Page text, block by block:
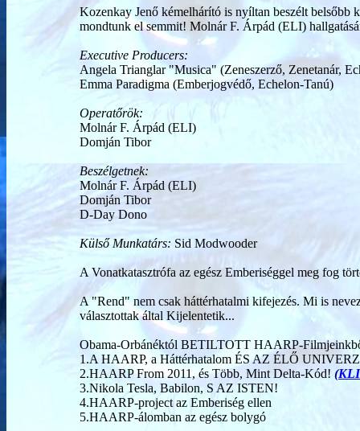
Kozenkay Jenő kémelhárító is nyíltan beszélt
mondtunk el semmit! Molnár F. Árpád (ELI)
Executive Producers:
Angela Trianglar "Musica" (Zeneszerző, Zenetanár,
Emma Paradigma (Emberjogvédő, Echelon-Tanú)
Operatőrök:
Molnár F. Árpád (ELI)
Domján Tibor
Beszélgetnek:
Molnár F. Árpád (ELI)
Domján Tibor
D-Day Dono
Külső Munkatárs: Sid Modwooder
A Vonatkatasztrófa az egész Emberiséggel meg fog
A "Rend" nem csak háttérhatalmi kifejezés. Mi is
választottak által Kijelentetik...
Obama-Orbánéktól BETILTOTT HAARP-
1.A HAARP, a Háttérhatalom ÉS AZ ÉLŐ
2.HAARP From 2011, és Több, Mint Delta-Kód! (
3.Nikola Tesla, Babilon, S AZ ISTEN!
4.HAARP-project az Emberiség ellen
5.HAARP-álomban az egész bolygó